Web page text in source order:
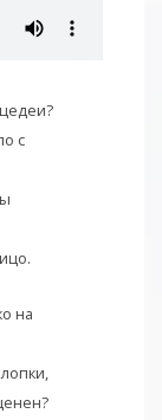
с
на